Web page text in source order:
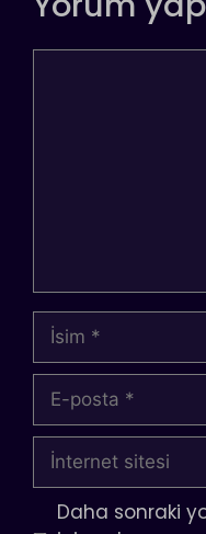
İsim
posta
İnternet
sitesi
Daha sonraki